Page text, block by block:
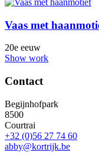
Vaas met
20e eeuw
Show work
Contact
Begijnhofpark
8500
Courtrai
+32 (0)56 27 74 60
abby@kortrijk.be